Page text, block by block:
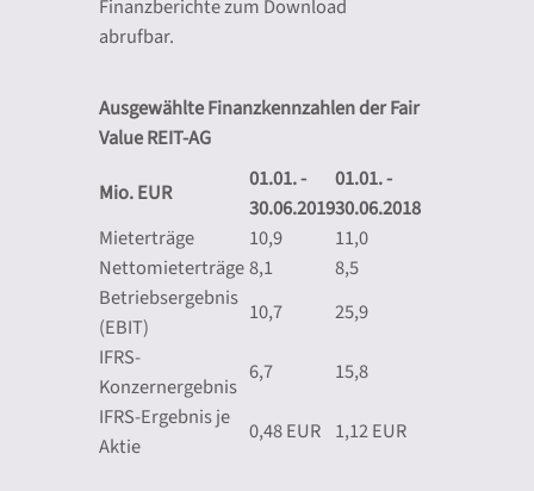
Finanzberichte zum Download
abrufbar.
Ausgewählte Finanzkennzahlen der Fair
Value REIT-AG
Mio. EUR
01.01. -
30.06.2019
01.01. -
30.06.2018
Mieterträge
10,9
11,0
Nettomieterträge8,1
8,5
Betriebsergebnis
(EBIT)
10,7
25,9
IFRS-
Konzernergebnis
6,7
15,8
IFRS-Ergebnis je
Aktie
0,48 EUR 1,12 EUR